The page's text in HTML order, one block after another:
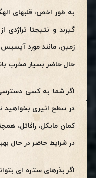
به طور اخص، قلبهای
گیرند و نتیجتا
زمین، مانند مورد آیسیس
حال حاضر بسیار مخرب
اگر شما به کسی دسترسی
در سطح اثیری بخواهید
کمان مایکل، رافائل،
در شرایط حاضر در حال
اگر بذرهای ستاره ای